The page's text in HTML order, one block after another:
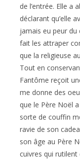
de l’entrée. Elle a
déclarant qu’elle
jamais eu peur du
fait les attraper
que la religieuse
Tout en
Fantôme reçoit
me donne des
que le Père Noël
sorte de couffin
ravie de son
son âge au Père
cuivres qui rutilent